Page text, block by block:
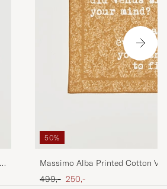
50%
Massimo Alba Printed Cotton
Bronze
Ordinær pris
499,- Nedsatt pris
250,-